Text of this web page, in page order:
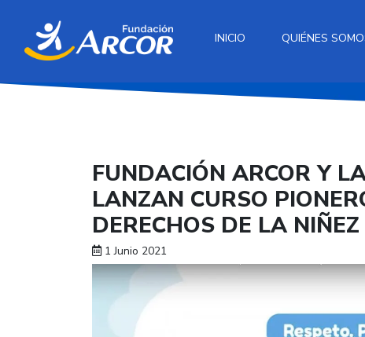
INICIO QUIÉNES
FUNDACIÓN ARCOR Y
LANZAN CURSO
DERECHOS DE LA
1 Junio 2021